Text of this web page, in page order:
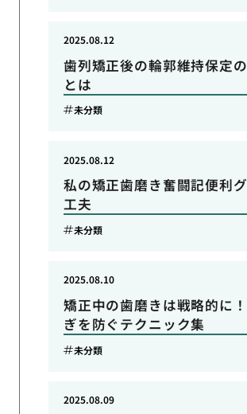
歯列矯正後の輪郭維持保定
とは
2025.08.12
未分類
私の矯正歯磨き奮闘記便利
工夫
2025.08.12
未分類
矯正中の歯磨きは戦略的に
ぎを防ぐテクニック集
2025.08.10
未分類
2025.08.09